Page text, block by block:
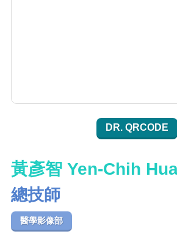
DR. QRCODE
黃彥智 Yen-Chih
總技師
醫學影像部